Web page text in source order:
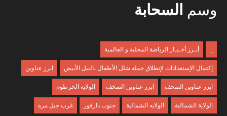
وسم السحابة
أبـرز أخـبـار الرياضة المحلية و العالمية
إكتمال الإستعدادات لإنطلاق حملة شلل الأطفال بالنيل الأبيض ابرز عناوين
ابرز عناوين الصحف ابرز عناوين الصخف الولاية الخرطوم
الولاية الشمالية الولايه الشمالية جنوب دارفور غرب جبل مره